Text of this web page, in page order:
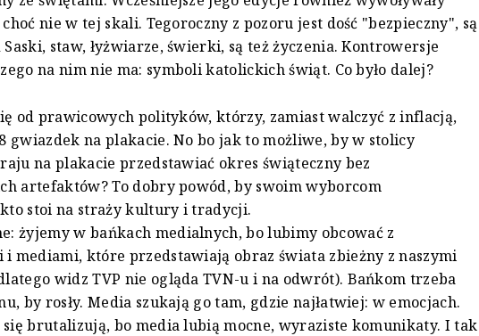
nie w tej skali. Tegoroczny z pozoru jest dość "bezpieczny", są
staw, łyżwiarze, świerki, są też życzenia. Kontrowersje
na nim nie ma: symboli katolickich świąt. Co było dalej?
od prawicowych polityków, którzy, zamiast walczyć z inflacją,
gwiazdek na plakacie. No bo jak to możliwe, by w stolicy
na plakacie przedstawiać okres świąteczny bez
artefaktów? To dobry powód, by swoim wyborcom
stoi na straży kultury i tradycji.
żyjemy w bańkach medialnych, bo lubimy obcować z
mediami, które przedstawiają obraz świata zbieżny z naszymi
widz TVP nie ogląda TVN-u i na odwrót). Bańkom trzeba
by rosły. Media szukają go tam, gdzie najłatwiej: w emocjach.
się brutalizują, bo media lubią mocne, wyraziste komunikaty. I tak